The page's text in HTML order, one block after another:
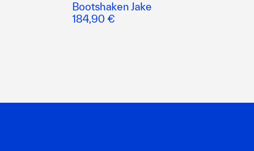
Bootshaken Jake
184,90 €